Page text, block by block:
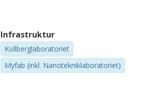
Infrastruktur
Kollberglaboratoriet
Myfab (inkl. Nanotekniklaboratoriet)